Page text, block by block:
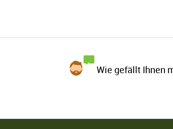
Wie gefällt Ihnen